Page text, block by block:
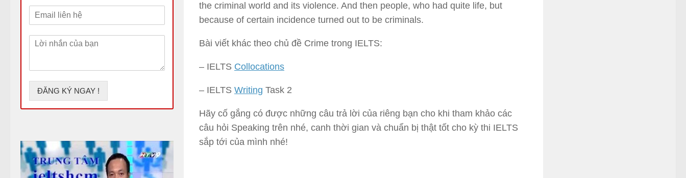
the criminal world and its violence. And then people, who had quite life, but
because of certain incidence turned out to be criminals.
Bài viết khác theo chủ đề Crime trong IELTS:
– IELTS Collocations
– IELTS Writing Task 2
Hãy cố gắng có được những câu trả lời của riêng bạn cho khi tham khảo các
câu hỏi Speaking trên nhé, canh thời gian và chuẩn bị thật tốt cho kỳ thi IELTS
sắp tới của mình nhé!
*
m
n
h
n
c
b
ạ
n
ĐĂNG KÝ NGAY !